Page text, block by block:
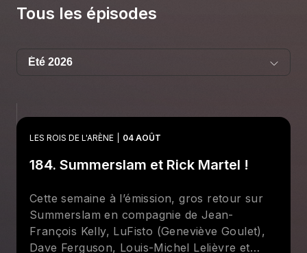
Tous les épisodes
LES ROIS DE L'ARÈNE 04 AOÛT
184. Summerslam et Rick Martel !
Cette semaine à l’émission, gros retour sur
Summerslam en compagnie de Jean-
François Kelly, LuFisto (Geneviève Goulet),
Dave Ferguson, Louis-Michel Lelièvre et